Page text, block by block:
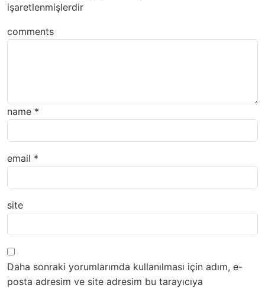
işaretlenmişlerdir
comments
name *
email *
site
Daha sonraki yorumlarımda kullanılması için adım, e-
posta adresim ve site adresim bu tarayıcıya